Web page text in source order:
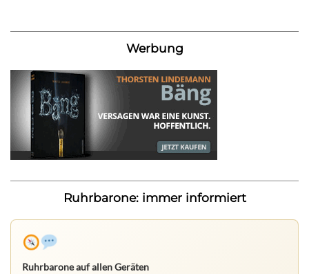
Werbung
Ruhrbarone: immer informiert
Ruhrbarone auf allen Geräten